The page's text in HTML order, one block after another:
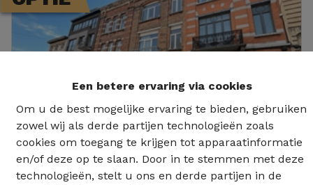
Een betere ervaring via cookies
Om u de best mogelijke ervaring te bieden, gebruiken
zowel wij als derde partijen technologieën zoals
cookies om toegang te krijgen tot apparaatinformatie
en/of deze op te slaan. Door in te stemmen met deze
technologieën, stelt u ons en derde partijen in de